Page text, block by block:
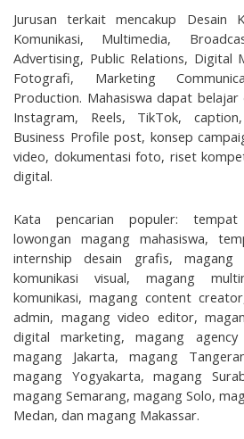
Jurusan terkait mencakup Desain
Komunikasi, Multimedia,
Advertising, Public Relations, Digital
Fotografi, Marketing
Production. Mahasiswa dapat
Instagram, Reels, TikTok,
Business Profile post, konsep
video, dokumentasi foto, riset
digital.
Kata pencarian populer: tempat
lowongan magang mahasiswa,
internship desain grafis, magang
komunikasi visual, magang
komunikasi, magang content
admin, magang video editor,
digital marketing, magang
magang Jakarta, magang
magang Yogyakarta, magang
magang Semarang, magang Solo,
Medan, dan magang Makassar.